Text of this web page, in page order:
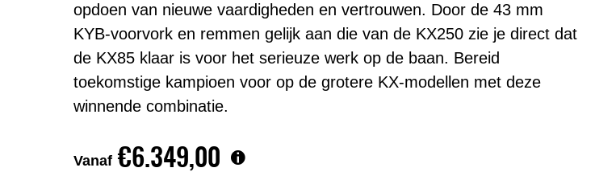
opdoen van nieuwe vaardigheden en vertrouwen. Door de 43 mm
KYB-voorvork en remmen gelijk aan die van de KX250 zie je direct dat
de KX85 klaar is voor het serieuze werk op de baan. Bereid
toekomstige kampioen voor op de grotere KX-modellen met deze
winnende combinatie.
Vanaf €6.349,00